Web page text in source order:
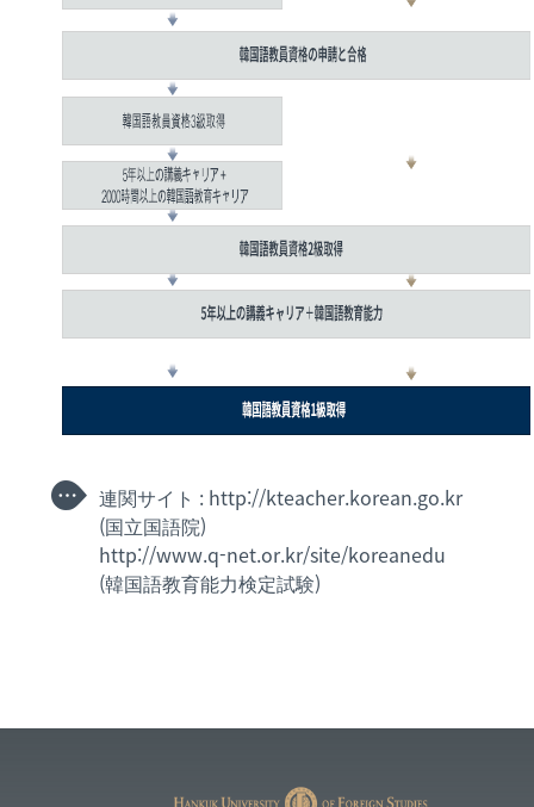
連関サイト : http://kteacher.korean.go.kr
(国立国語院)
http://www.q-net.or.kr/site/koreanedu
(韓国語教育能力検定試験)